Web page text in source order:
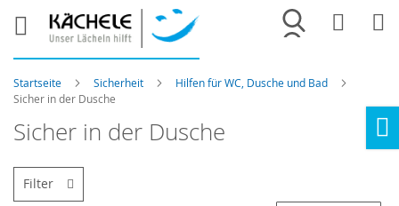
Merkliste
Startseite Sicherheit
Hilfen für WC, Dusche und Bad
Sicher in der Dusche
Sicher in der Dusche
Filter